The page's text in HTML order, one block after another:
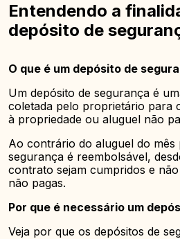
Entendendo a
depósito de
O que é um depósito de
Um depósito de segurança é
coletada pelo proprietário para
à propriedade ou aluguel não
Ao contrário do aluguel do mês
segurança é reembolsável,
contrato sejam cumpridos e
não pagas.
Por que é necessário um
Veja por que os depósitos de